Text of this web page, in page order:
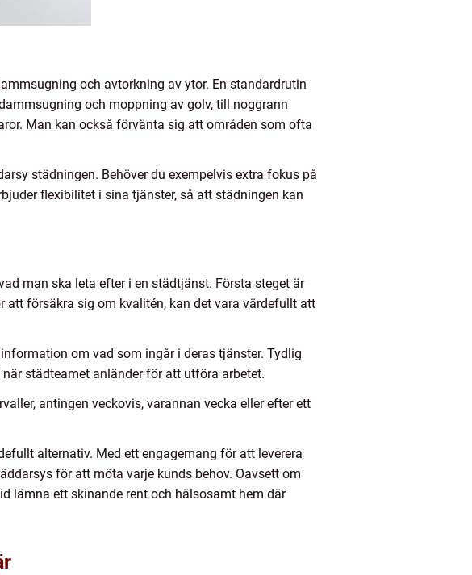
och avtorkning av ytor. En standardrutin
och moppning av golv, till noggrann
Man kan också förvänta sig att områden som ofta
städningen. Behöver du exempelvis extra fokus på
flexibilitet i sina tjänster, så att städningen kan
man ska leta efter i en städtjänst. Första steget är
att försäkra sig om kvalitén, kan det vara värdefullt att
om vad som ingår i deras tjänster. Tydlig
städteamet anländer för att utföra arbetet.
antingen veckovis, varannan vecka eller efter ett
alternativ. Med ett engagemang för att leverera
för att möta varje kunds behov. Oavsett om
lämna ett skinande rent och hälsosamt hem där